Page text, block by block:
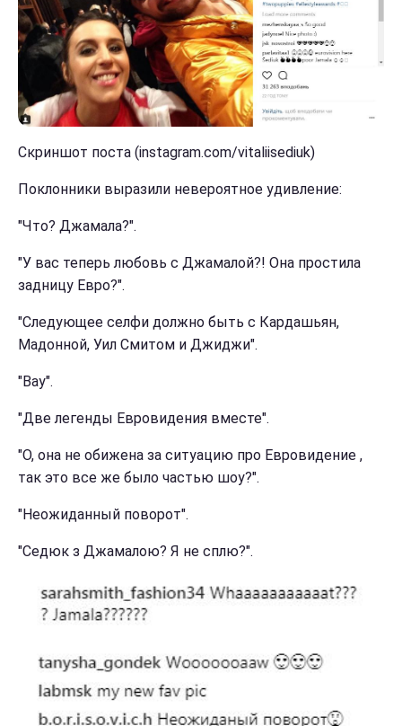
Скриншот поста (instagram.com/vitaliisediuk)
Поклонники выразили невероятное удивление:
"Что? Джамала?".
"У вас теперь любовь с Джамалой?! Она простила
задницу Евро?".
"Следующее селфи должно быть с Кардашьян,
Мадонной, Уил Смитом и Джиджи".
"Вау".
"Две легенды Евровидения вместе".
"О, она не обижена за ситуацию про Евровидение ,
так это все же было частью шоу?".
"Неожиданный поворот".
"Седюк з Джамалою? Я не сплю?".